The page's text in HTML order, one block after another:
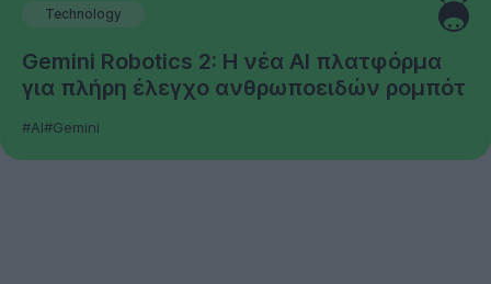
Technology
Gemini Robotics 2: Η νέα AI πλατφόρμα
για πλήρη έλεγχο ανθρωποειδών ρομπότ
#AI#Gemini